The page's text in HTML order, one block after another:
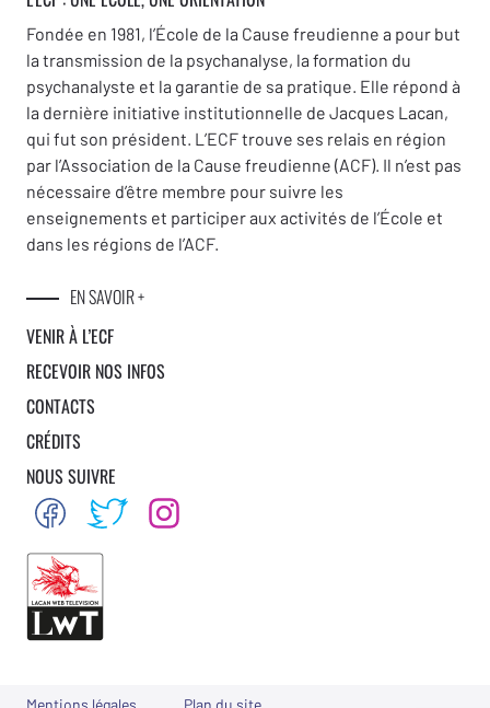
Fondée en 1981, l’École de la Cause freudienne a pour but
la transmission de la psychanalyse, la formation du
psychanalyste et la garantie de sa pratique. Elle répond à
la dernière initiative institutionnelle de Jacques Lacan,
qui fut son président. L’ECF trouve ses relais en région
par l’Association de la Cause freudienne (ACF). Il n’est pas
nécessaire d’être membre pour suivre les
enseignements et participer aux activités de l’École et
dans les régions de l’ACF.
EN SAVOIR +
VENIR À L’ECF
RECEVOIR NOS INFOS
CONTACTS
CRÉDITS
NOUS SUIVRE
Mentions légales Plan du site